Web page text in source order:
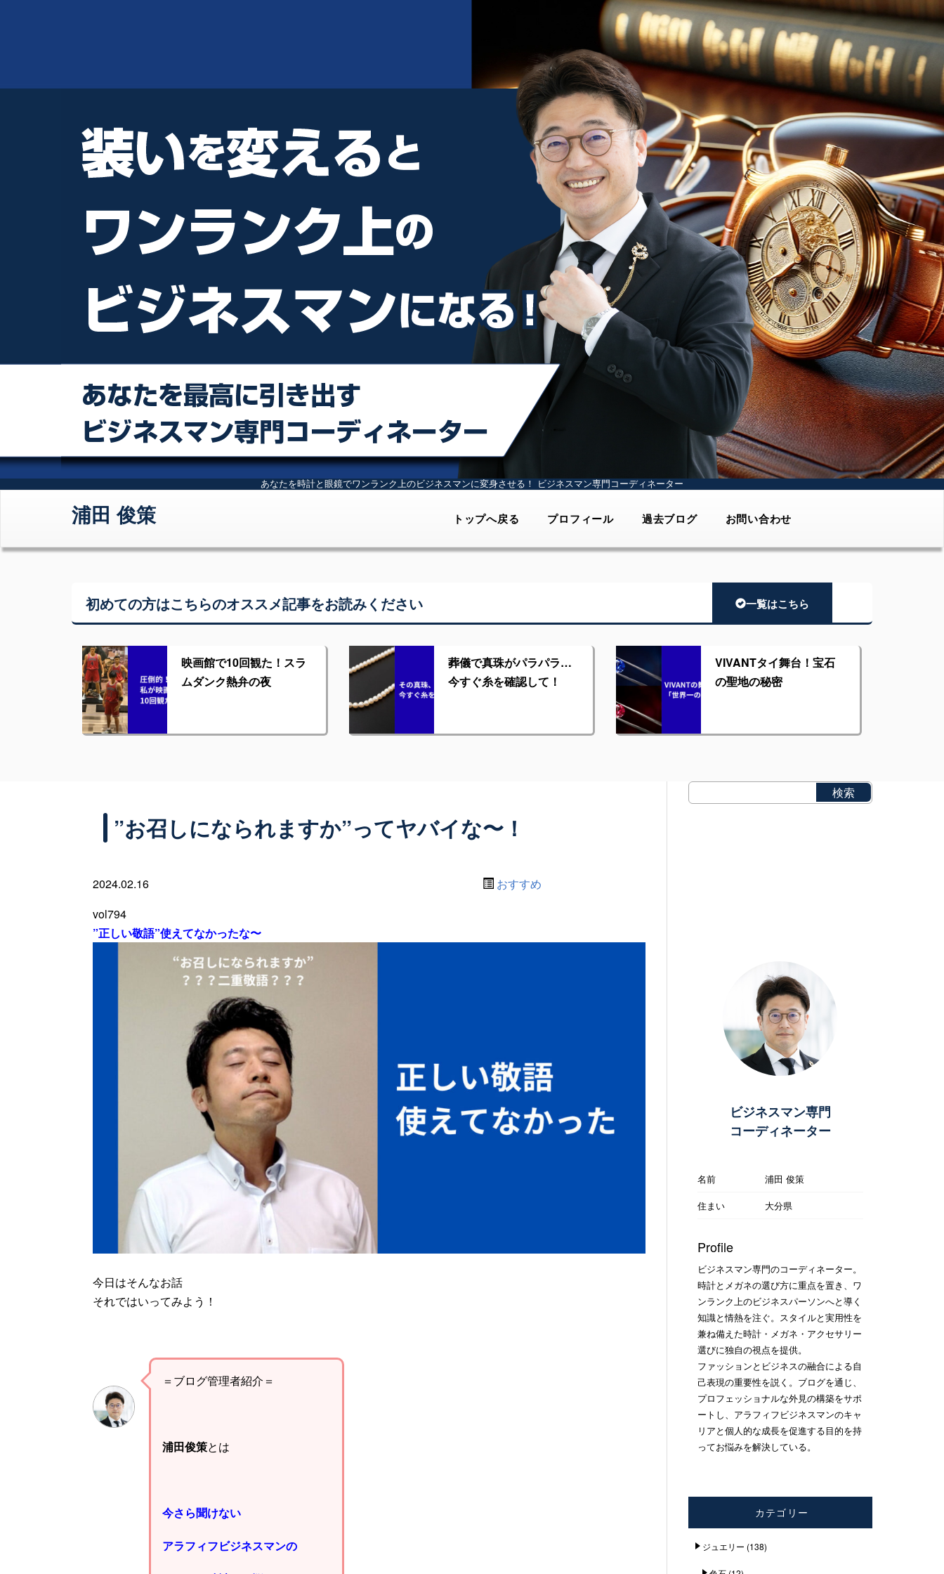
あなたを時計と眼鏡でワンランク上のビジネスマンに変身させる！ビジネスマン専門コーディネーター
浦田 俊策 トップへ戻る プロフィール 過去ブログ お問い合わせ
初めての方はこちらのオススメ記事をお読みください 一覧はこちら
映画館で10回観た！スラ
ムダンク熱弁の夜
葬儀で真珠がパラパラ…
今すぐ糸を確認して！
VIVANTタイ舞台！宝石
の聖地の秘密
”お召しになられますか”ってヤバイな〜！
2024.02.16
おすすめ
vol794
”正しい敬語”使えてなかったな〜
今日はそんなお話
それではいってみよう！
＝ブログ管理者紹介＝
浦田俊策とは
今さら聞けない
アラフィフビジネスマンの
ビジネスマン専門
コーディネーター
名前
浦田 俊策
住まい
大分県
Profile
ビジネスマン専門のコーディネーター。
時計とメガネの選び方に重点を置き、ワ
ンランク上のビジネスパーソンへと導く
知識と情熱を注ぐ。スタイルと実用性を
兼ね備えた時計・メガネ・アクセサリー
選びに独自の視点を提供。
ファッションとビジネスの融合による自
己表現の重要性を説く。ブログを通じ、
プロフェッショナルな外見の構築をサポ
ートし、アラフィフビジネスマンのキャ
リアと個人的な成長を促進する目的を持
ってお悩みを解決している。
カテゴリー
ジュエリー (138)